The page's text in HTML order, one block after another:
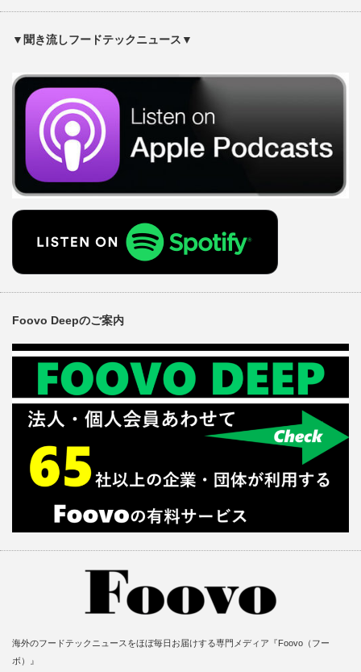
▼聞き流しフードテックニュース▼
Foovo Deepのご案内
海外のフードテックニュースをほぼ毎日お届けする専門メディア『Foovo（フー
ボ）』